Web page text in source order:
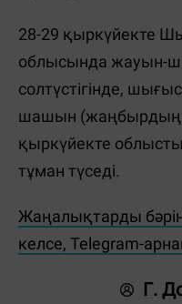
28-29 қыркүйекте
облысында жауын-
солтүстігінде,
шашын (жаңбырдың
қыркүйекте
тұман түседі.
Жаңалықтарды
келсе, Telegram-
Г.